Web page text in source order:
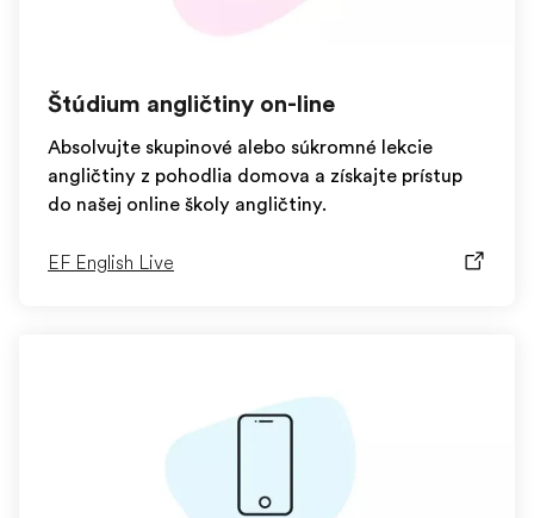
Štúdium angličtiny on-line
Absolvujte skupinové alebo súkromné lekcie
angličtiny z pohodlia domova a získajte prístup
do našej online školy angličtiny.
EF English Live